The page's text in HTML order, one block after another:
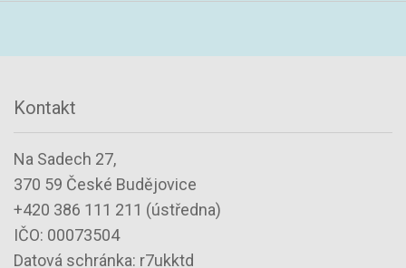
Kontakt
Na Sadech 27,
370 59 České Budějovice
+420 386 111 211 (ústředna)
IČO: 00073504
Datová schránka: r7ukktd